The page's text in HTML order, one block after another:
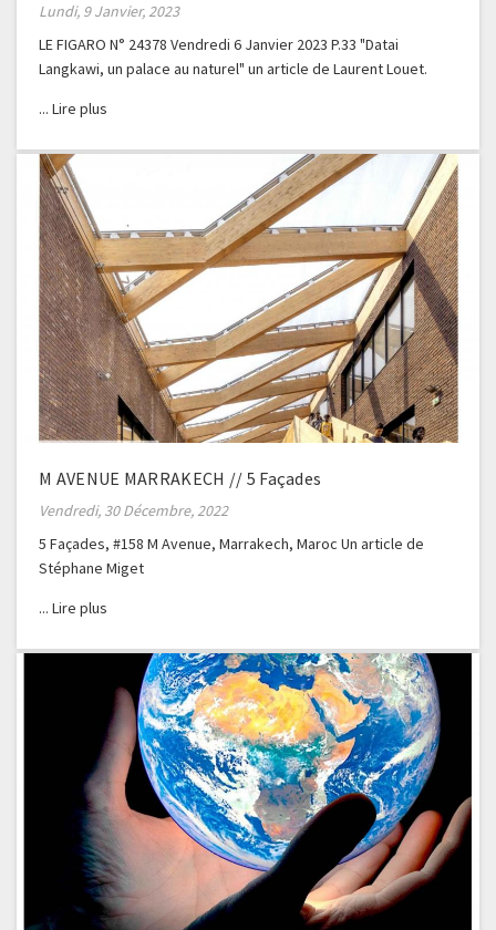
Lundi, 9 Janvier, 2023
LE FIGARO N° 24378 Vendredi 6 Janvier 2023 P.33 "Datai
Langkawi, un palace au naturel" un article de Laurent Louet.
M AVENUE MARRAKECH // 5 Façades
Vendredi, 30 Décembre, 2022
5 Façades, #158 M Avenue, Marrakech, Maroc Un article de
Stéphane Miget